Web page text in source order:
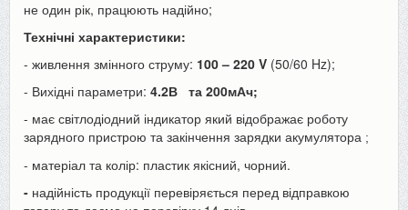
не один рік, працюють надійно;
Технічні характеристики:
- живлення змінного струму: 100 – 220 V (50/60 Hz);
- Вихідні параметри: 4.2В та 200мАч;
- має світлодіодний індикатор який відображає роботу
зарядного пристрою та закінчення зарядки акумулятора ;
- матеріал та колір: пластик якісний, чорний.
- надійність продукції перевіряється перед відправкою